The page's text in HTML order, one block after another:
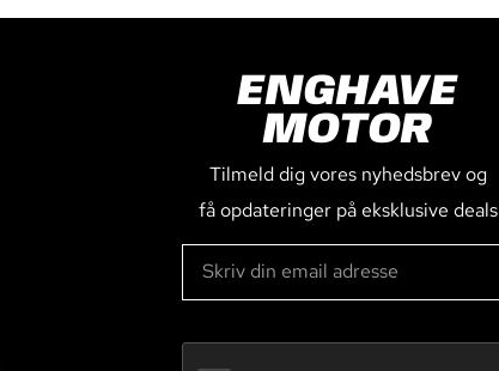
ENGHAVE
MOTOR
Tilmeld dig vores nyhedsbrev og
få opdateringer på eksklusive deals